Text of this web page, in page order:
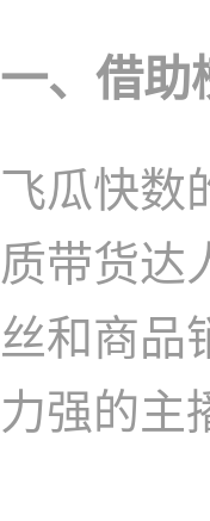
一、借助
飞瓜快数
质带货达
丝和商品
力强的主